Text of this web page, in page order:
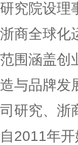
研究院设理
浙商全球化
范围涵盖创
造与品牌发
司研究、浙
自2011年